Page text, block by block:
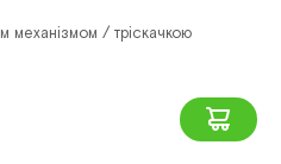
механізмом / тріскачкою